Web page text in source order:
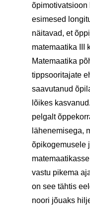
õpimotivatsioon
esimesed
näitavad, et
matemaatika III
Matemaatika
tippsooritajate
saavutanud
lõikes
pelgalt
lähenemisega,
õpikogemusele
vastu pikema
on see tähtis
noori jõuaks